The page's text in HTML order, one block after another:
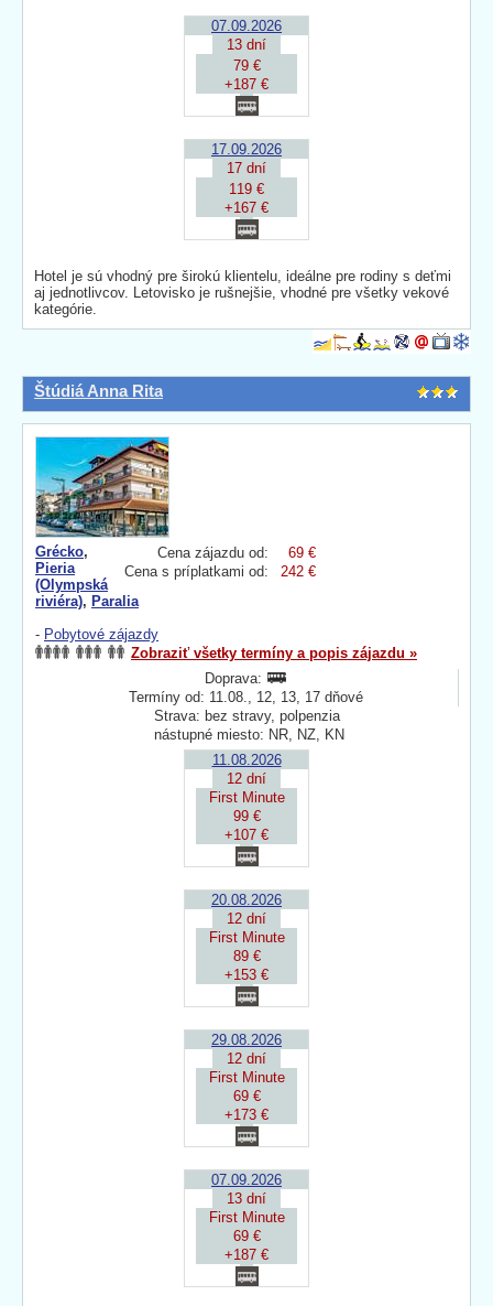
07.09.2026
13 dní
79 €
+187 €
17.09.2026
17 dní
119 €
+167 €
Hotel je sú vhodný pre širokú klientelu, ideálne pre rodiny s deťmi
aj jednotlivcov. Letovisko je rušnejšie, vhodné pre všetky vekové
kategórie.
Štúdiá Anna Rita
Cena zájazdu od:
69 €
Cena s príplatkami od:
242 €
Grécko,
Pieria
(Olympská
riviéra), Paralia
- Pobytové zájazdy
Zobraziť všetky termíny a popis zájazdu »
Doprava:
Termíny od: 11.08., 12, 13, 17 dňové
Strava: bez stravy, polpenzia
nástupné miesto: NR, NZ, KN
11.08.2026
12 dní
First Minute
99 €
+107 €
20.08.2026
12 dní
First Minute
89 €
+153 €
29.08.2026
12 dní
First Minute
69 €
+173 €
07.09.2026
13 dní
First Minute
69 €
+187 €